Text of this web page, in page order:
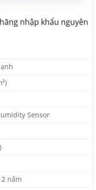
nhập khẩu nguyên
Sensor
năm